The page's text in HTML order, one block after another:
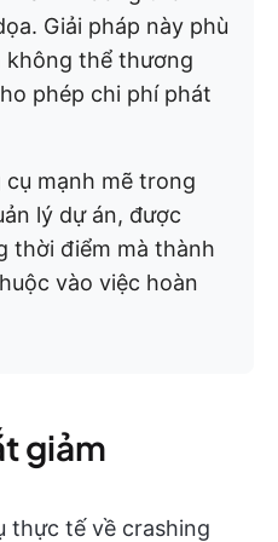
Giải pháp này phù
không thể thương
phép chi phí phát
mạnh mẽ trong
lý dự án, được
thời điểm mà thành
vào việc hoàn
giảm
thực tế về crashing